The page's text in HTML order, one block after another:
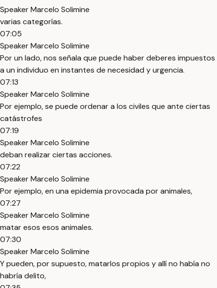
Speaker Marcelo Solimine
varias categorías.
07:05
Speaker Marcelo Solimine
Por un lado, nos señala que puede haber deberes impuestos
a un individuo en instantes de necesidad y urgencia.
07:13
Speaker Marcelo Solimine
Por ejemplo, se puede ordenar a los civiles que ante ciertas
catástrofes
07:19
Speaker Marcelo Solimine
deban realizar ciertas acciones.
07:22
Speaker Marcelo Solimine
Por ejemplo, en una epidemia provocada por animales,
07:27
Speaker Marcelo Solimine
matar esos esos animales.
07:30
Speaker Marcelo Solimine
Y pueden, por supuesto, matarlos propios y allí no había no
habría delito,